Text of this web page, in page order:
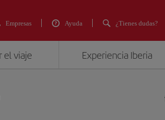
Empresas Ayuda ¿Tienes dudas?
el viaje Experiencia Iberia